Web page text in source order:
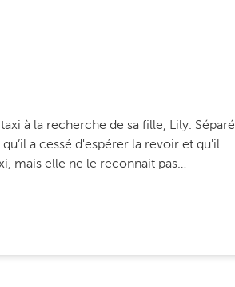
à la recherche de sa fille, Lily. Séparé
a cessé d'espérer la revoir et qu'il
mais elle ne le reconnait pas…